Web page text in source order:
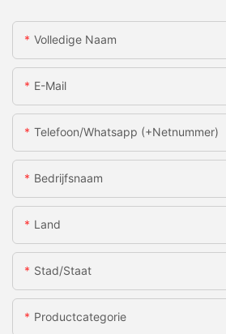
Volledige Naam
E-Mail
Telefoon/whatsapp (+netnummer)
Bedrijfsnaam
Land
Stad/staat
Productcategorie